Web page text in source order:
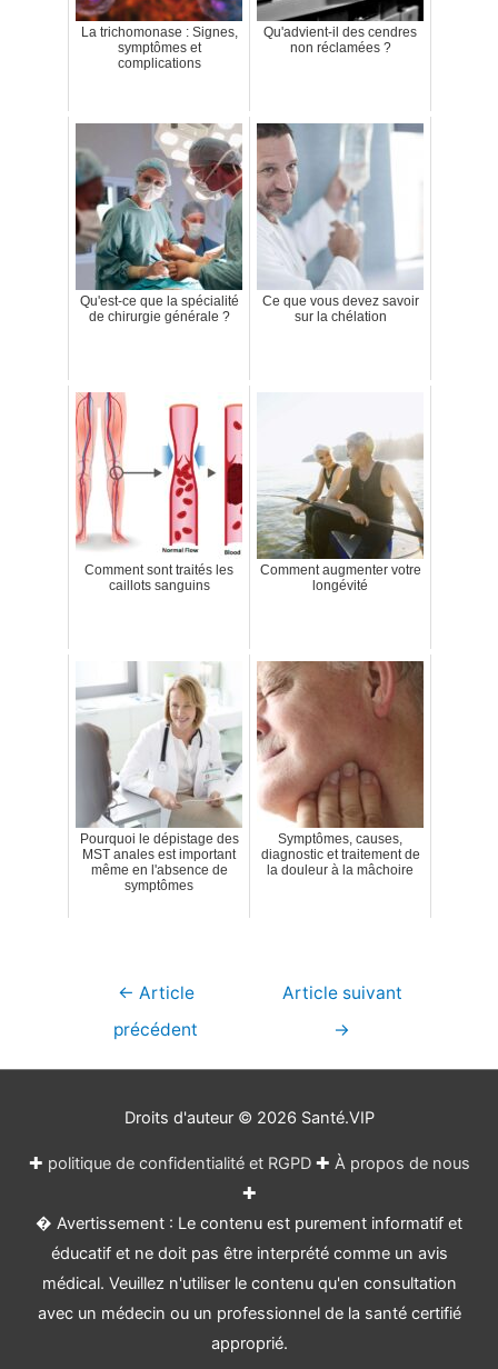
La trichomonase : Signes,
symptômes et
complications
Qu'advient-il des cendres
non réclamées ?
Qu'est-ce que la spécialité
de chirurgie générale ?
Ce que vous devez savoir
sur la chélation
Comment sont traités les
caillots sanguins
Comment augmenter votre
longévité
Pourquoi le dépistage des
MST anales est important
même en l'absence de
symptômes
Symptômes, causes,
diagnostic et traitement de
la douleur à la mâchoire
Navigation
← Article
précédent
Article suivant
→
Droits d'auteur © 2026 Santé.VIP
✚ politique de confidentialité et RGPD✚ À propos de nous
✚
� Avertissement : Le contenu est purement informatif et
éducatif et ne doit pas être interprété comme un avis
médical. Veuillez n'utiliser le contenu qu'en consultation
avec un médecin ou un professionnel de la santé certifié
approprié.